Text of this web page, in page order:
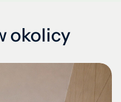
okolicy